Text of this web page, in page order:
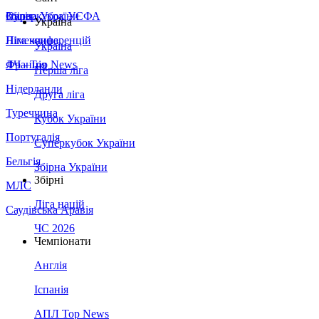
Збірна України
Італія
Німеччина
Франція
Нідерланди
Туреччина
Португалія
Бельгія
МЛС
Саудівська Аравія
Суперкубок УЄФА
Ліга конференцій
ЛЧ - Top News
Україна
Україна
Перша ліга
Друга ліга
Кубок України
Суперкубок України
Збірна України
Збірні
Ліга націй
ЧС 2026
Чемпіонати
Англія
Іспанія
АПЛ Top News